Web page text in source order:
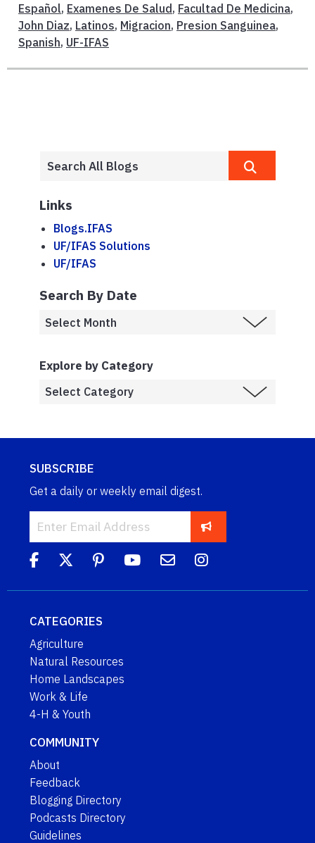
Español, Examenes De Salud, Facultad De Medicina,
John Diaz, Latinos, Migracion, Presion Sanguinea,
Spanish, UF-IFAS
Links
Blogs.IFAS
UF/IFAS Solutions
UF/IFAS
Search By Date
Explore by Category
SUBSCRIBE
Get a daily or weekly email digest.
CATEGORIES
Agriculture
Natural Resources
Home Landscapes
Work & Life
4-H & Youth
COMMUNITY
About
Feedback
Blogging Directory
Podcasts Directory
Guidelines